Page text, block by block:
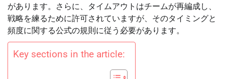
があります。さらに、タイムアウトはチームが再編成し、
戦略を練るために許可されていますが、そのタイミングと
頻度に関する公式の規則に従う必要があります。
Key sections in the article: